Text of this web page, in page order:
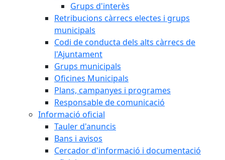
Grups d'interès
Retribucions càrrecs electes i grups
municipals
Codi de conducta dels alts càrrecs de
l'Ajuntament
Grups municipals
Oficines Municipals
Plans, campanyes i programes
Responsable de comunicació
Informació oficial
Tauler d'anuncis
Bans i avisos
Cercador d'informació i documentació